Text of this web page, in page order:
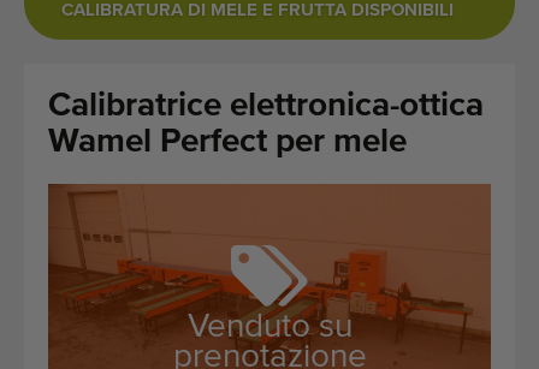
Macchine
Chi siamo
Contatto
CALIBRATURA DI MELE E FRUTTA DISPONIBILI
Calibratrice elettronica-ottica
Wamel Perfect per mele
Venduto su
prenotazione